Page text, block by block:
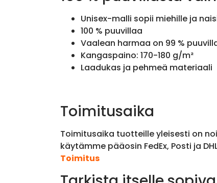
Unisex-malli sopii miehille ja
100 % puuvillaa
Vaalean harmaa on 99 %
Kangaspaino: 170-180 g/m²
Laadukas ja pehmeä materiaali
Toimitusaika
Toimitusaika tuotteille yleisesti on
käytämme pääosin FedEx, Posti ja
Toimitus